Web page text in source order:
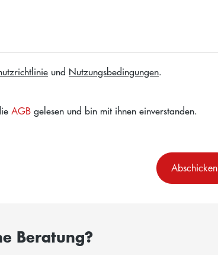
und Nutzungsbedingungen.
AGB gelesen und bin mit ihnen einverstanden.
Abschicken
Beratung?